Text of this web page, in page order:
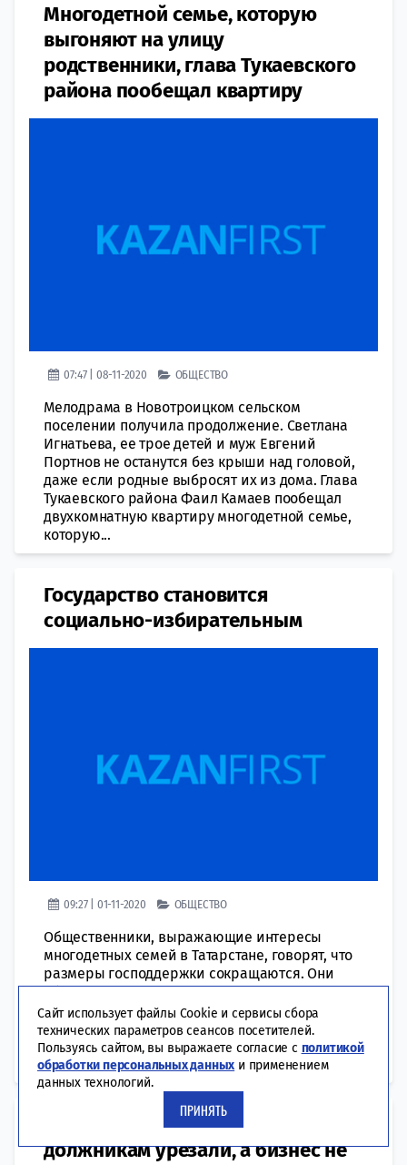
Многодетной семье, которую
выгоняют на улицу
родственники, глава Тукаевского
района пообещал квартиру
07:47 | 08-11-2020 ОБЩЕСТВО
Мелодрама в Новотроицком сельском
поселении получила продолжение. Светлана
Игнатьева, ее трое детей и муж Евгений
Портнов не останутся без крыши над головой,
даже если родные выбросят их из дома. Глава
Тукаевского района Фаил Камаев пообещал
двухкомнатную квартиру многодетной семье,
которую...
Государство становится
социально-избирательным
09:27 | 01-11-2020 ОБЩЕСТВО
Общественники, выражающие интересы
многодетных семей в Татарстане, говорят, что
размеры господдержки сокращаются. Они
обеспокоены тем, что помощь оказывается все
более адресно. Какие современные тенденции
протекают в семьях и как вообще относятся
сегодня к институту семьи молодые люди?
Можно ли исходя...
Пенсионерам увеличили,
должникам урезали, а бизнес не
Сайт использует файлы Cookie и сервисы сбора
технических параметров сеансов посетителей.
Пользуясь сайтом, вы выражаете согласие с политикой
обработки персональных данных и применением
данных технологий.
ПРИНЯТЬ